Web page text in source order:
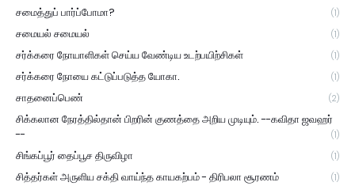
சமைத்துப் பார்ப்போமா? (1)
சமையல் சமையல் (1)
சர்க்கரை நோயாளிகள் செய்ய வேண்டிய உடற்பயிற்சிகள் (1)
சர்க்கரை நோயை கட்டுப்படுத்த யோகா. (1)
சாதனைப்பெண் (2)
சிக்கலான நேரத்தில்தான் பிறரின் குணத்தை அறிய முடியும். --கவிதா ஜவஹர்
--
(1)
சிங்கப்பூர் தைப்பூச திருவிழா (1)
சித்தர்கள் அருளிய சக்தி வாய்ந்த காயகற்பம் - திரிபலா சூரணம் (1)